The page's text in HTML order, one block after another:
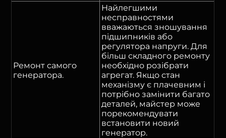
Ремонт самого
генератора.
Найлегшими
несправностями
вважаються зношування
підшипників або
регулятора напруги. Для
більш складного ремонту
необхідно розібрати
агрегат. Якщо стан
механізму є плачевним і
потрібно замінити багато
деталей, майстер може
порекомендувати
встановити новий
генератор.